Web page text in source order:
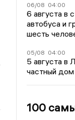
06/08 04:00
6 августа в
автобуса и
шесть
05/08 04:00
5 августа в
частный
100